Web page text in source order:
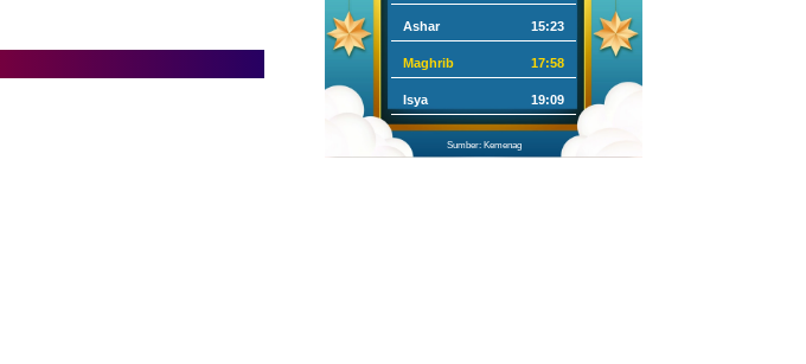
Ashar 15:23
Maghrib 17:58
Isya 19:09
Sumber: Kemenag